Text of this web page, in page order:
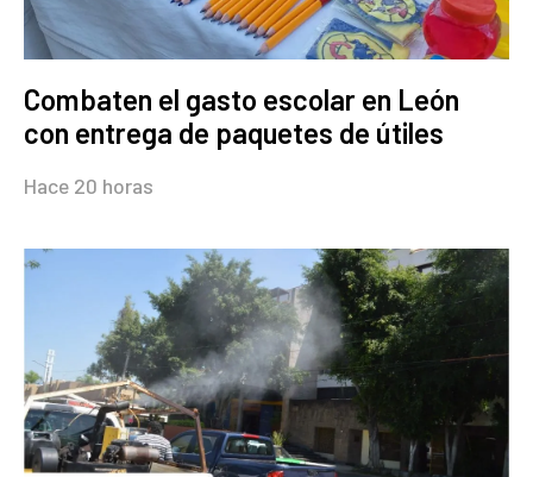
Combaten el gasto escolar en León
con entrega de paquetes de útiles
Hace 20 horas